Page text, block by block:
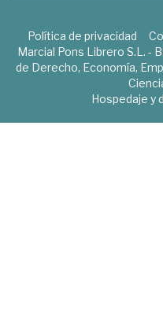
Política de privacidad
Marcial Pons Librero S.L. -
de Derecho, Economía,
Hospedaje y